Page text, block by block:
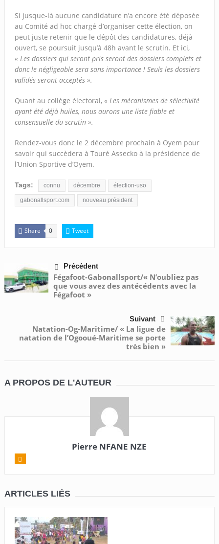
Si jusque-là aucune candidature n’a encore été déposée
au Comité ad hoc chargé d’organiser cette élection, on
peut juste retenir que le dépôt des candidatures, déjà
ouvert, se poursuit jusqu’à 48h avant le scrutin. Et ici,
« Les dossiers qui seront pris seront des dossiers complets et
donc le négligeable sera sans importance ! Seuls les dossiers
validés seront acceptés ».
Quant au collège électoral, « Les mécanismes de sélectivité
ayant été déjà huiles, nous aurons une liste fiable et
consensuelle du scrutin ».
Rendez-vous donc le 2 décembre prochain à Oyem pour
savoir qui succèdera à Touré Assecko à la présidence de
l’Union Sportive d’Oyem.
Tags: connu décembre élection-uso
gabonallsport.com nouveau président
Share 0 Tweet
Précédent
Fégafoot-Gabonallsport/« N’oubliez pas
que vous avez des antécédents avec la
Fégafoot »
Suivant
Natation-Og-Maritime/ « La ligue de
natation de l’Ogooué-Maritime se porte
très bien »
A PROPOS DE L'AUTEUR
Pierre NFANE NZE
ARTICLES LIÉS